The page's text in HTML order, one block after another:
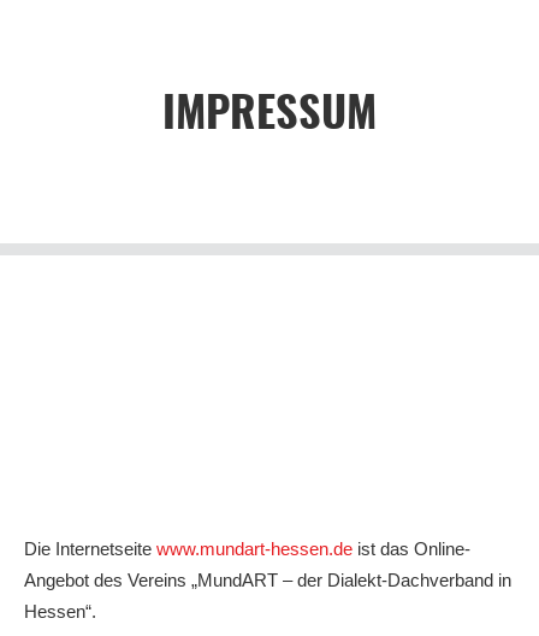
IMPRESSUM
Die Internetseite www.mundart-hessen.de ist das Online-
Angebot des Vereins „MundART – der Dialekt-Dachverband in
Hessen“.